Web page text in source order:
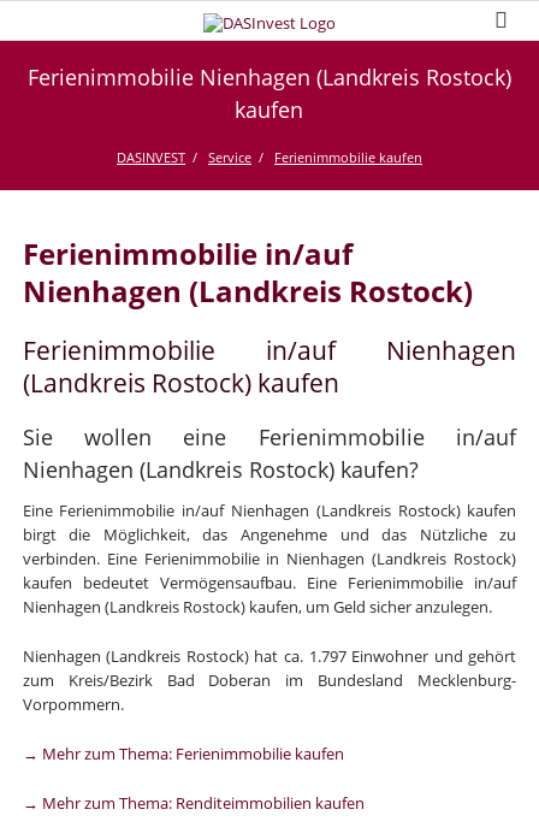
Ferienimmobilie Nienhagen (Landkreis Rostock)
kaufen
DASINVEST Service Ferienimmobilie kaufen
Ferienimmobilie in/auf
Nienhagen (Landkreis Rostock)
Ferienimmobilie in/auf Nienhagen
(Landkreis Rostock) kaufen
Sie wollen eine Ferienimmobilie in/auf
Nienhagen (Landkreis Rostock) kaufen?
Eine Ferienimmobilie in/auf Nienhagen (Landkreis Rostock) kaufen
birgt die Möglichkeit, das Angenehme und das Nützliche zu
verbinden. Eine Ferienimmobilie in Nienhagen (Landkreis Rostock)
kaufen bedeutet Vermögensaufbau. Eine Ferienimmobilie in/auf
Nienhagen (Landkreis Rostock) kaufen, um Geld sicher anzulegen.
Nienhagen (Landkreis Rostock) hat ca. 1.797 Einwohner und gehört
zum Kreis/Bezirk Bad Doberan im Bundesland Mecklenburg-
Vorpommern.
→ Mehr zum Thema: Ferienimmobilie kaufen
→ Mehr zum Thema: Renditeimmobilien kaufen